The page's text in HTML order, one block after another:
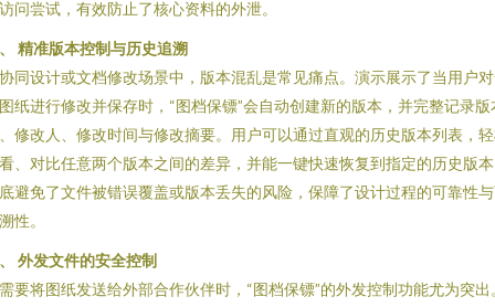
问尝试，有效防止了核心资料的外泄。
精准版本控制与历史追溯
同设计或文档修改场景中，版本混乱是常见痛点。演示展示了当用户
纸进行修改并保存时，“图档保镖”会自动创建新的版本，并完整记录版
修改人、修改时间与修改摘要。用户可以通过直观的历史版本列表，
、对比任意两个版本之间的差异，并能一键快速恢复到指定的历史版
避免了文件被错误覆盖或版本丢失的风险，保障了设计过程的可靠性
性。
外发文件的安全控制
要将图纸发送给外部合作伙伴时，“图档保镖”的外发控制功能尤为突出